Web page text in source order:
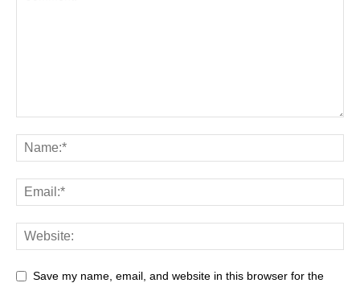
Save my name, email, and website in this browser for the